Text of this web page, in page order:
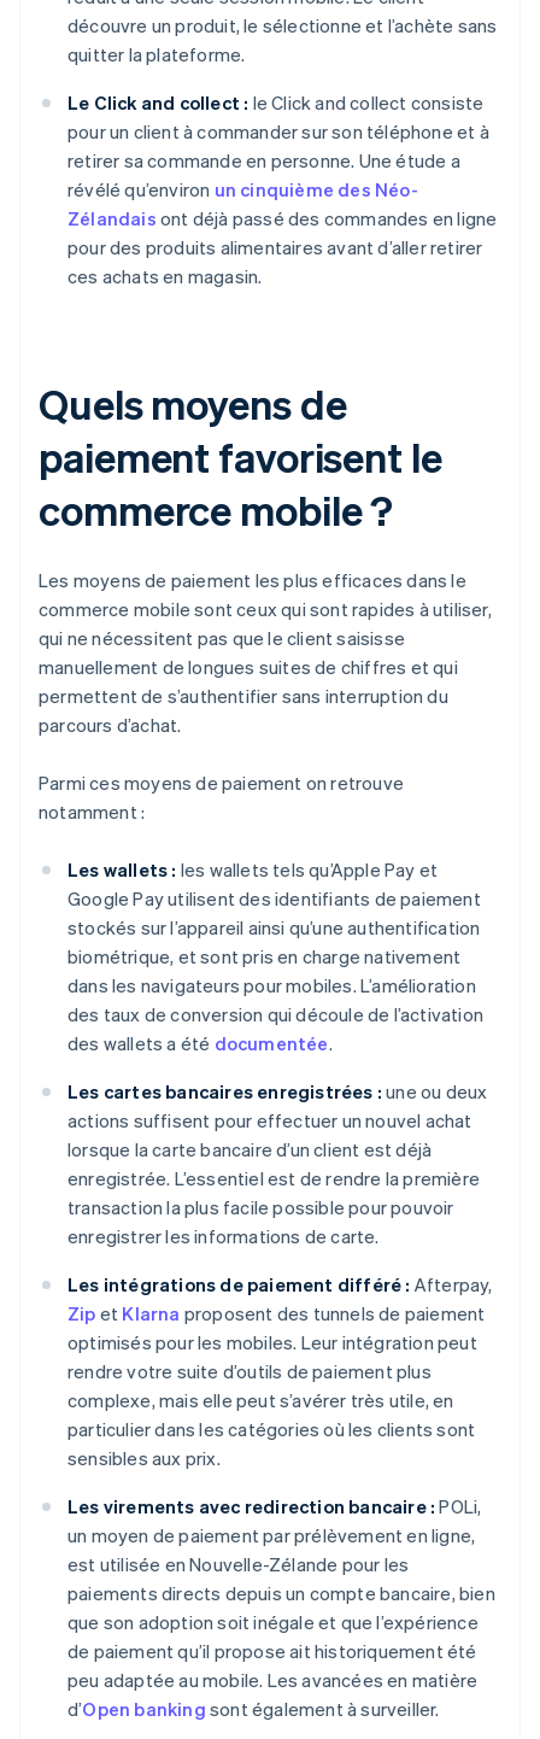
découvre un produit, le sélectionne et l’achète sans
quitter la plateforme.
Le Click and collect : le Click and collect consiste
pour un client à commander sur son téléphone et à
retirer sa commande en personne. Une étude a
révélé qu’environ un cinquième des Néo-
Zélandais ont déjà passé des commandes en ligne
pour des produits alimentaires avant d’aller retirer
ces achats en magasin.
Quels moyens de
paiement favorisent le
commerce mobile ?
Les moyens de paiement les plus efficaces dans le
commerce mobile sont ceux qui sont rapides à utiliser,
qui ne nécessitent pas que le client saisisse
manuellement de longues suites de chiffres et qui
permettent de s’authentifier sans interruption du
parcours d’achat.
Parmi ces moyens de paiement on retrouve
notamment :
Les wallets : les wallets tels qu’Apple Pay et
Google Pay utilisent des identifiants de paiement
stockés sur l’appareil ainsi qu’une authentification
biométrique, et sont pris en charge nativement
dans les navigateurs pour mobiles. L’amélioration
des taux de conversion qui découle de l’activation
des wallets a été documentée.
Les cartes bancaires enregistrées : une ou deux
actions suffisent pour effectuer un nouvel achat
lorsque la carte bancaire d’un client est déjà
enregistrée. L’essentiel est de rendre la première
transaction la plus facile possible pour pouvoir
enregistrer les informations de carte.
Les intégrations de paiement différé : Afterpay,
Zip et Klarna proposent des tunnels de paiement
optimisés pour les mobiles. Leur intégration peut
rendre votre suite d’outils de paiement plus
complexe, mais elle peut s’avérer très utile, en
particulier dans les catégories où les clients sont
sensibles aux prix.
Les virements avec redirection bancaire : POLi,
un moyen de paiement par prélèvement en ligne,
est utilisée en Nouvelle-Zélande pour les
paiements directs depuis un compte bancaire, bien
que son adoption soit inégale et que l’expérience
de paiement qu’il propose ait historiquement été
peu adaptée au mobile. Les avancées en matière
d’Open banking sont également à surveiller.